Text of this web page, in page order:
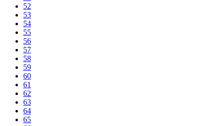
52
53
54
55
56
57
58
59
60
61
62
63
64
65